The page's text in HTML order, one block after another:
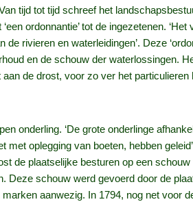
tijd tot tijd schreef het
ordonnantie’ tot de ingezetenen.
rivieren en waterleidingen’. Deze
en de schouw der waterlossingen.
de drost, voor zo ver het
onderling. ‘De grote onderlinge
oplegging van boeten, hebben
de plaatselijke besturen op een
schouw werd gevoerd door de
aanwezig. In 1794, nog net voor